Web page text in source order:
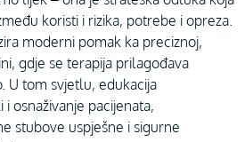
koristi i rizika, potrebe i opreza.
moderni pomak ka preciznoj,
gdje se terapija prilagođava
U tom svjetlu, edukacija
osnaživanje pacijenata,
stubove uspješne i sigurne